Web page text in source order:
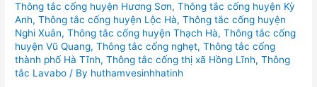
Thông tắc cống huyện Hương Sơn,Thông tắc cống huyện Kỳ
Anh,Thông tắc cống huyện Lộc Hà,Thông tắc cống huyện
Nghi Xuân,Thông tắc cống huyện Thạch Hà,Thông tắc cống
huyện Vũ Quang,Thông tắc cống nghẹt,Thông tắc cống
thành phố Hà Tĩnh,Thông tắc cống thị xã Hồng Lĩnh,Thông
tắc Lavabo / By huthamvesinhhatinh